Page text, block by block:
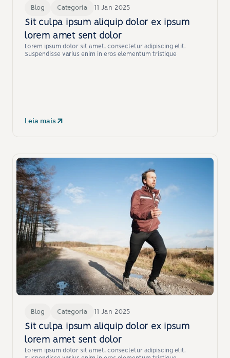
Blog Categoria 11 Jan 2025
Sit culpa ipsum aliquip dolor ex ipsum
lorem amet sent dolor
Lorem ipsum dolor sit amet, consectetur adipiscing elit.
Suspendisse varius enim in eros elementum tristique
Leia mais
Blog Categoria 11 Jan 2025
Sit culpa ipsum aliquip dolor ex ipsum
lorem amet sent dolor
Lorem ipsum dolor sit amet, consectetur adipiscing elit.